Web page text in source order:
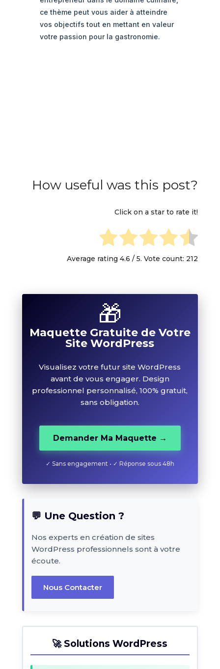
ce thème peut vous aider à atteindre
vos objectifs tout en mettant en valeur
votre passion pour la gastronomie.
How useful was this post?
Click on a star to rate it!
Average rating4.6 / 5. Vote count: 212
🎁
Maquette Gratuite de Votre
Site WordPress
Visualisez votre futur site WordPress
avant de vous engager. Design
professionnel personnalisé, 100% gratuit,
sans obligation.
Demander Ma Maquette →
✓ Sans engagement • ✓ Réponse sous 48h
💬 Une Question ?
Nos experts en création de sites
WordPress professionnels sont à votre
écoute.
Nous Contacter
🚀 Solutions WordPress